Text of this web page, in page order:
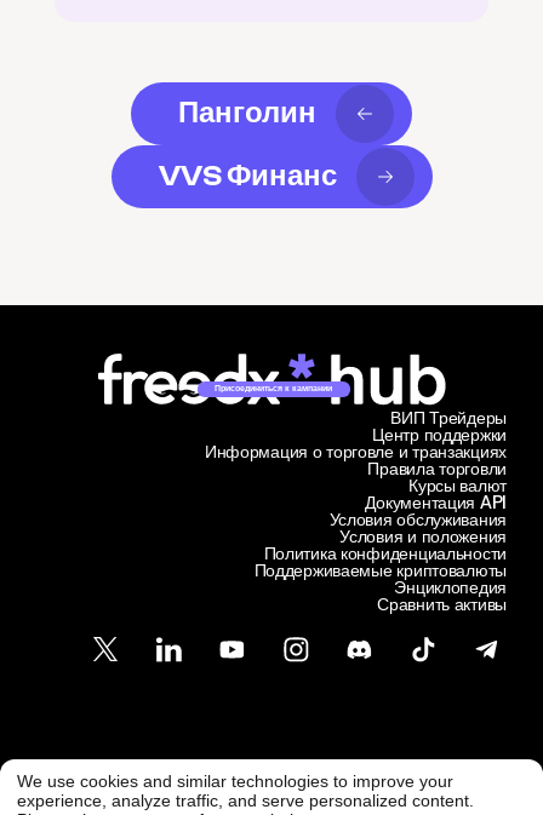
Панголин
VVS Финанс
Присоединиться к кампании
Центр поддержки
Информация о торговле и транзакциях
ВИП Трейдеры
Правила торговли
Курсы валют
Документация API
Условия обслуживания
Условия и положения
Политика конфиденциальности
Поддерживаемые криптовалюты
Энциклопедия
Сравнить активы
Служба поддержки клиентов
support@freedx.com @ Freedx 2026
We use cookies and similar technologies to improve your
experience, analyze traffic, and serve personalized content.